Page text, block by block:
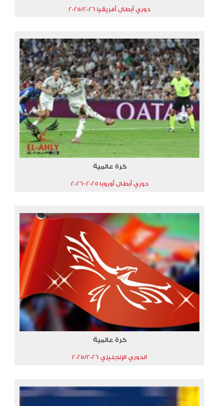
دوري أبطال أفريقيا 2025/2026
كرة عالمية
دوري أبطال أوروبا 2025-2026
كرة عالمية
الدوري الإنجليزي 2025/2026